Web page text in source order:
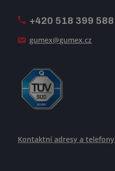
+420 518 399 588
gumex@gumex.cz
Kontaktní adresy a telefony